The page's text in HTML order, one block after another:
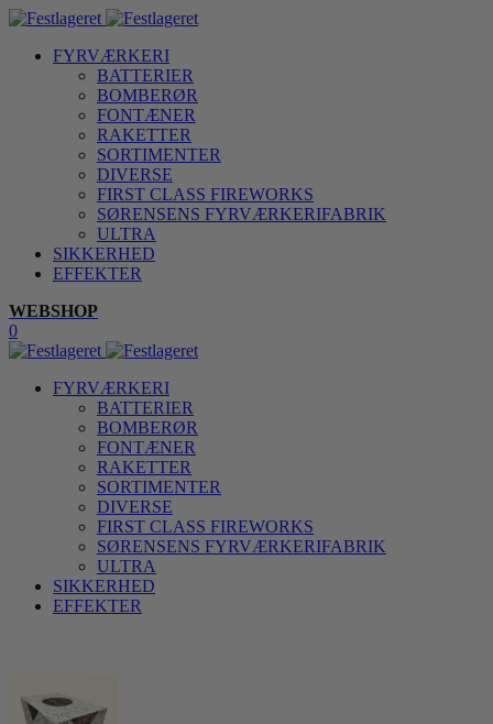
FYRVÆRKERI
BATTERIER
BOMBERØR
FONTÆNER
RAKETTER
SORTIMENTER
DIVERSE
FIRST CLASS FIREWORKS
SØRENSENS FYRVÆRKERIFABRIK
ULTRA
SIKKERHED
EFFEKTER
WEBSHOP
0
FYRVÆRKERI
BATTERIER
BOMBERØR
FONTÆNER
RAKETTER
SORTIMENTER
DIVERSE
FIRST CLASS FIREWORKS
SØRENSENS FYRVÆRKERIFABRIK
ULTRA
SIKKERHED
EFFEKTER